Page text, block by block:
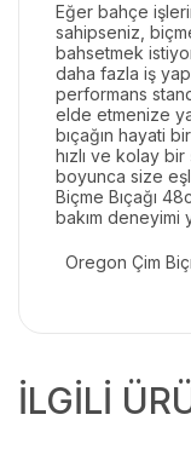
Eğer bahçe
sahipseniz,
bahsetmek
daha fazla iş
performans
elde etmenize
bıçağın hayati
hızlı ve kolay
boyunca size
Biçme Bıçağı
bakım deneyimi
Oregon Çim
İLGİLİ